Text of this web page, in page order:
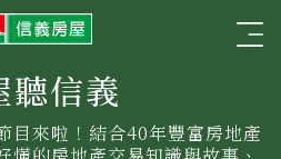
屋
聽信義
來啦！結合40年豐富房地產